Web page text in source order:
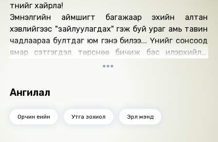
түүнийг хайрла!
Эмнэлгийн аймшигт багажаар эхийн алтан
хэвлийгээс "зайлуулагдах" гэж буй ураг амь тавин
чадлаараа бултдаг юм гэнэ билээ... Үүнийг сонсоод
ямар сэтгэгдэл төрснөө бичиж бас илэрхийлж
бүсгүй хүн ховор биз ээ... Хэрэв үзээгүй бол, хайртай
гэргийдээ, бүсгүйдээ энэ зовлонг үзүүлээгүй бол хувь
тавилангийн тань өмнө таны төлөө талархая...
Ангилал
Орчин үеийн Утга зохиол Эрүүл мэнд